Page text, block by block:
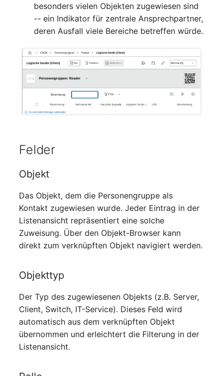
Release Notes 1.7
Changelogs 1.10.x
Changelogs 1.9.x
Changelogs 1.8.x
Changelogs 1.7.x
Changelogs 1.6.x
Layer-2-Netz
Layer-3-Netz
Leerrohr
Leitungsnetz
Lizenzen
Mobiltelefon
Monitor
Netzbereich
Netzersatzanlage
Objektgruppe
Organisation
Patchfeld
Personen
besonders vielen Objekten zugewiesen sind
-- ein Indikator für zentrale Ansprechpartner,
deren Ausfall viele Bereiche betreffen würde.
Felder
Objekt
Das Objekt, dem die Personengruppe als
Kontakt zugewiesen wurde. Jeder Eintrag in der
Listenansicht repräsentiert eine solche
Zuweisung. Über den Objekt-Browser kann
direkt zum verknüpften Objekt navigiert werden.
Objekttyp
Der Typ des zugewiesenen Objekts (z.B. Server,
Client, Switch, IT-Service). Dieses Feld wird
automatisch aus dem verknüpften Objekt
übernommen und erleichtert die Filterung in der
Listenansicht.